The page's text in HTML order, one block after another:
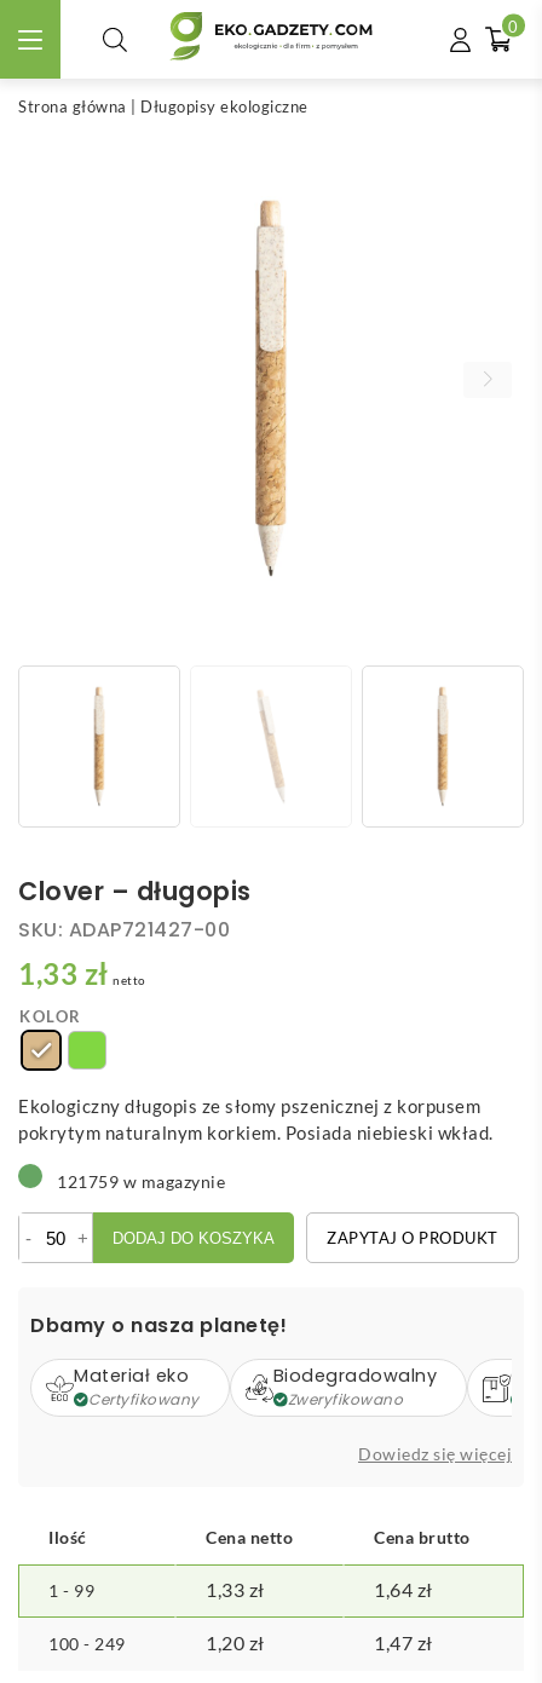
0
Strona główna Długopisy ekologiczne
Clover – długopis
SKU: ADAP721427-00
1,33 zł netto
KOLOR
Ekologiczny długopis ze słomy pszenicznej z korpusem
pokrytym naturalnym korkiem. Posiada niebieski wkład.
121759 w magazynie
-
Clover
+ DODAJ DO KOSZYKA ZAPYTAJ O PRODUKT
Dbamy o nasza planetę!
Materiał eko
Certyfikowany
Biodegradowalny
Zweryfikowano
Dowiedz się więcej
Ilość Cena netto Cena brutto
1 - 99 1,33 zł 1,64 zł
100 - 249 1,20 zł 1,47 zł